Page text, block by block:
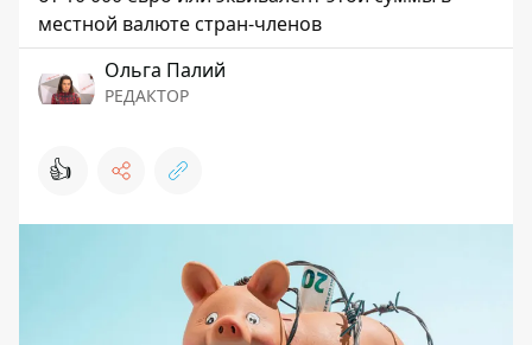
местной валюте стран-членов
Ольга Палий
РЕДАКТОР
👍